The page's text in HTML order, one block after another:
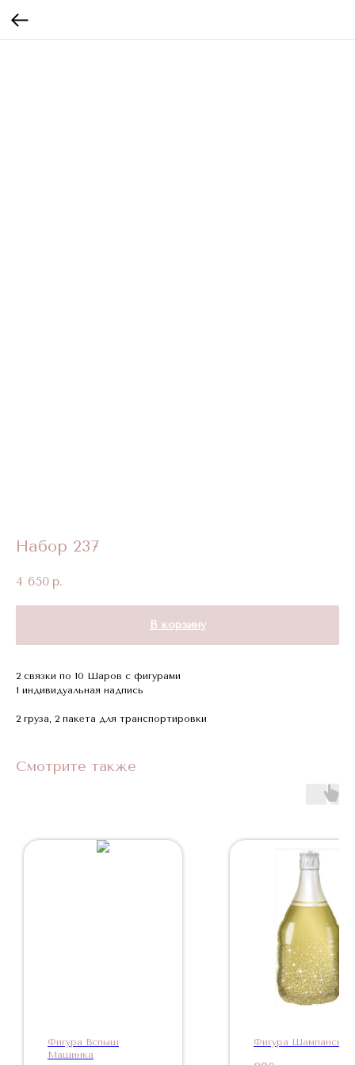
Набор 237
4 650 р.
В корзину
2 связки по 10 Шаров с фигурами
1 индивидуальная надпись
2 груза, 2 пакета для транспортировки
Смотрите также
Фигура Вспыш
Машинка
Фигура Шампанское